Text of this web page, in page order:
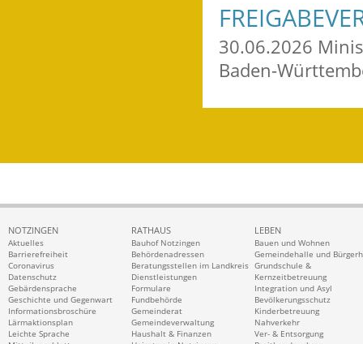
30.06.2026
Baden-
NOTZINGEN
Aktuelles
Barrierefreiheit
Coronavirus
Datenschutz
Gebärdensprache
Geschichte und Gegenwart
Informationsbroschüre
Lärmaktionsplan
Leichte Sprache
RATHAUS
Bauhof Notzingen
Behördenadressen
Beratungsstellen im Landkreis
Dienstleistungen
Formulare
Fundbehörde
Gemeinderat
Gemeindeverwaltung
Haushalt & Finanzen
LEBEN
Bauen und Wohnen
Gemeindehalle und
Grundschule &
Kernzeitbetreuung
Integration und Asyl
Bevölkerungsschutz
Kinderbetreuung
Nahverkehr
Ver- & Entsorgung